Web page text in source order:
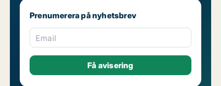
Prenumerera på nyhetsbrev
Email